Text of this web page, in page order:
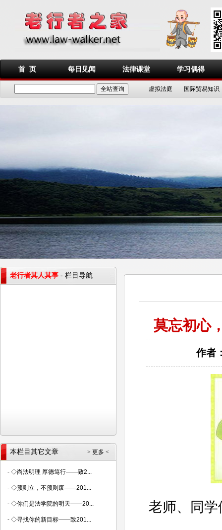
首 页 每日见闻 法律课堂 学习偶得
虚拟法庭 国际贸易知识
莫忘初心
作者
老师、同
老行者其人其事 - 栏目导航
> 更多 <
本栏目其它文章
- ◇尚法明理 厚德笃行——致2...
- ◇预则立，不预则废——201...
- ◇你们是法学院的明天——20...
- ◇寻找你的新目标——致201...